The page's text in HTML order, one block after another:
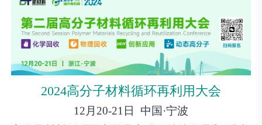
2024高分子材料循环再利用大会
12月20-21日 中国·宁波